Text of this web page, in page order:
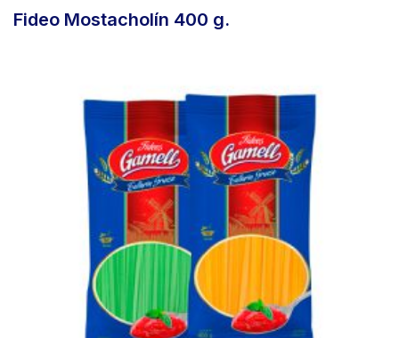
Fideo Mostacholín 400 g.